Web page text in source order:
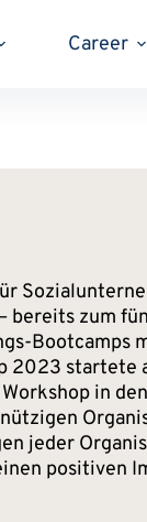
Career
bereits zum
Bootcamps
2023 startete
in
jeder
positiven